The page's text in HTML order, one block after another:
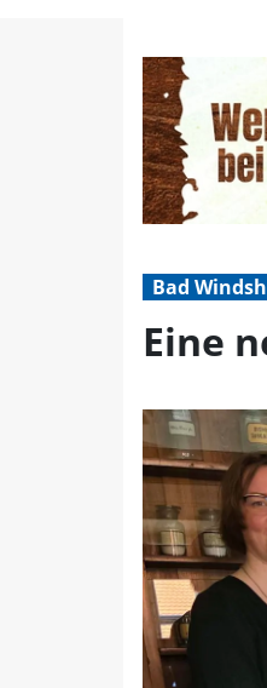
Eine neue
Bad
Eine